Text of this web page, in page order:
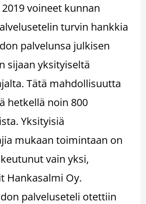
voineet kunnan
turvin hankkia
palvelunsa julkisen
sijaan yksityiseltä
Tätä mahdollisuutta
hetkellä noin 800
Yksityisiä
mukaan toimintaan on
vain yksi,
Hankasalmi Oy.
palveluseteli otettiin